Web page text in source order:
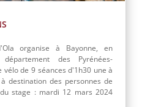
organise à Bayonne, en
des Pyrénées-
vélo de 9 séances d'1h30 une à
destination des personnes de
stage : mardi 12 mars 2024